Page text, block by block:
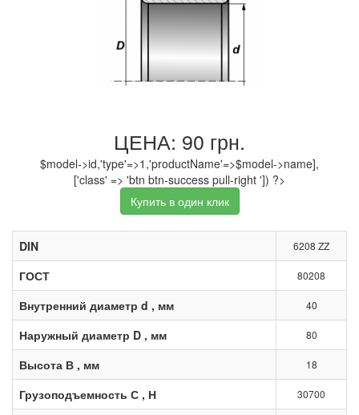
ЦЕНА: 90 грн.
$model->id,'type'=>1,'productName'=>$model->name],
['class' => 'btn btn-success pull-right ']) ?>
Купить в один клик
DIN 6208 ZZ
ГОСТ 80208
Внутренний диаметр d , мм 40
Наружный диаметр D , мм 80
Высота В , мм 18
Грузоподъемность С , Н 30700